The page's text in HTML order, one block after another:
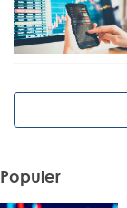
Populer